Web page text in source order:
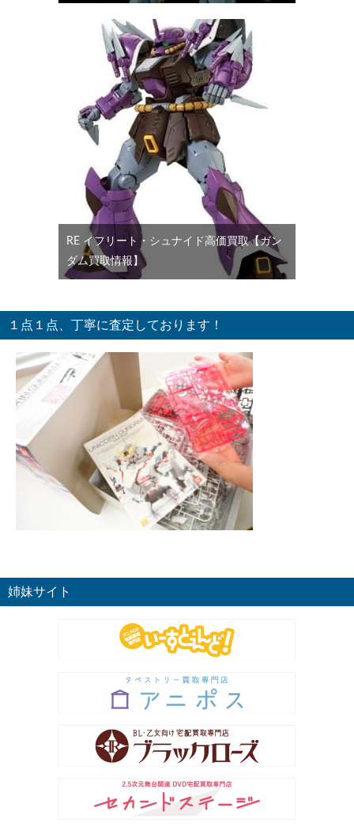
RE イフリート・シュナイド高価買取【ガン
ダム買取情報】
１点１点、丁寧に査定しております！
姉妹サイト